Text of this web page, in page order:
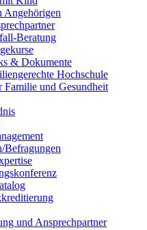
Angehörigen
Beratung
& Dokumente
Hochschule
Familie und Gesundheit
Befragungen
und Ansprechpartner